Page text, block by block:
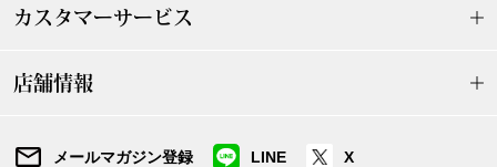
カスタマーサービス
店舗情報
メールマガジン登録 LINE X